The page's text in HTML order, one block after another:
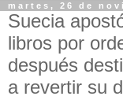
martes, 26 de
Suecia
libros por
después
a revertir su